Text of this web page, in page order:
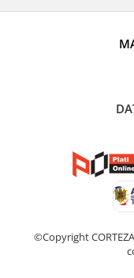
©Copyright